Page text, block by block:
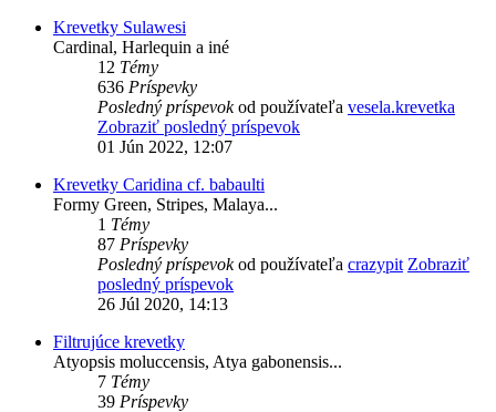
Krevetky Sulawesi
Cardinal, Harlequin a iné
12 Témy
636 Príspevky
Posledný príspevokod používateľa vesela.krevetka
Zobraziť posledný príspevok
01 Jún 2022, 12:07
Krevetky Caridina cf. babaulti
Formy Green, Stripes, Malaya...
1 Témy
87 Príspevky
Posledný príspevokod používateľa crazypit Zobraziť
posledný príspevok
26 Júl 2020, 14:13
Filtrujúce krevetky
Atyopsis moluccensis, Atya gabonensis...
7 Témy
39 Príspevky